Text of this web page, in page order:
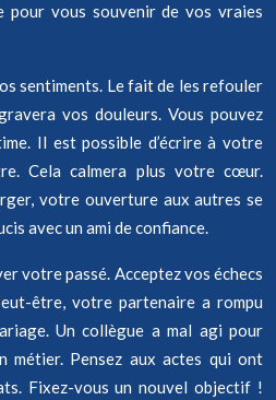
pour vous souvenir de vos vraies
sentiments. Le fait de les refouler
vos douleurs. Vous pouvez
Il est possible d’écrire à votre
Cela calmera plus votre cœur.
votre ouverture aux autres se
avec un ami de confiance.
votre passé. Acceptez vos échecs
être, votre partenaire a rompu
Un collègue a mal agi pour
métier. Pensez aux actes qui ont
Fixez-vous un nouvel objectif !